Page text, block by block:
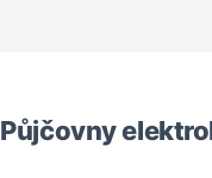
Půjčovny